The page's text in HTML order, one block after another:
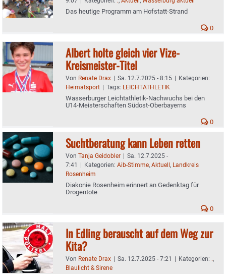
Das heutige Programm am Hofstatt-Strand
0
Albert holte gleich vier Vize-
Kreismeister-Titel
Von Renate Drax | Sa. 12.7.2025 - 8:15 | Kategorien:
Heimatsport | Tags: LEICHTATHLETIK
Wasserburger Leichtathletik-Nachwuchs bei den
U14-Meisterschaften Südost-Oberbayerns
0
Suchtberatung kann Leben retten
Von Tanja Geidobler | Sa. 12.7.2025 -
7:41 | Kategorien: Aib-Stimme, Aktuell, Landkreis
Rosenheim
Diakonie Rosenheim erinnert an Gedenktag für
Drogentote
0
In Edling berauscht auf dem Weg zur
Kita?
Von Renate Drax | Sa. 12.7.2025 - 7:21 | Kategorien: .,
Blaulicht & Sirene